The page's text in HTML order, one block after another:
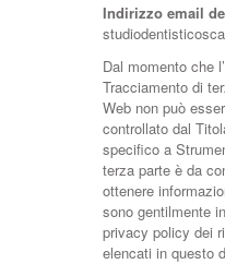
Indirizzo email
Dal momento che
Tracciamento di
Web non può
controllato dal
specifico a
terza parte è da
ottenere
sono gentilmente
privacy policy dei
elencati in questo